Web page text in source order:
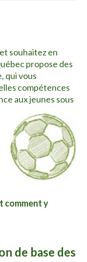
souhaitez en
propose des
qui vous
compétences
aux jeunes sous
comment y
de base des